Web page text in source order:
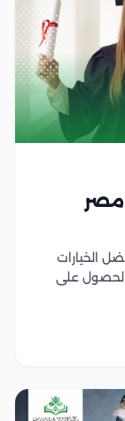
مصر
الخيارات
الحصول على
تحت...